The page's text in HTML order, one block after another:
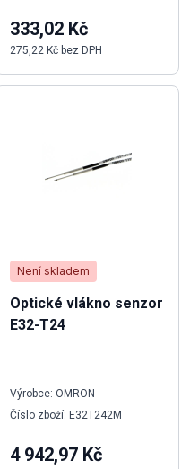
333,02 Kč
275,22 Kč bez DPH
Není skladem
Optické vlákno senzor
E32-T24
Výrobce: OMRON
Číslo zboží: E32T242M
4 942,97 Kč